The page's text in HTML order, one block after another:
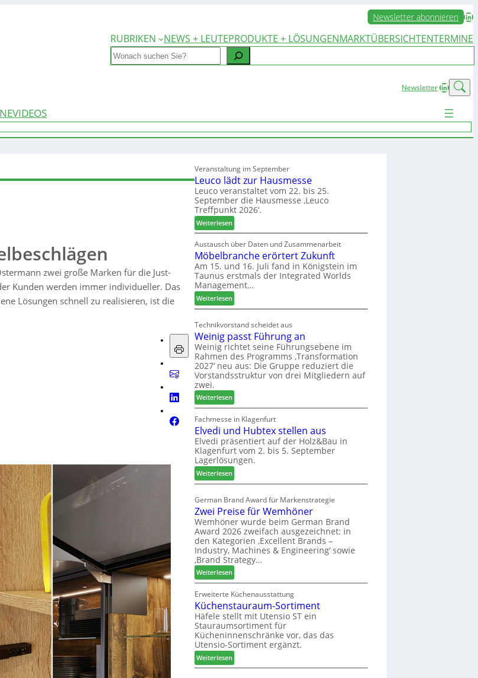
Newsletter abonnieren LinkedIn
RUBRIKEN
NEWS + LEUTEPRODUKTE + LÖSUNGENMARKTÜBERSICHTENTERMINE
Search
NewsletterLinkedIn
VIDEOS
zwei große Marken für die Just-
Kunden werden immer individueller. Das
Lösungen schnell zu realisieren, ist die
Veranstaltung im September
Leuco lädt zur Hausmesse
Leuco veranstaltet vom 22. bis 25.
September die Hausmesse ‚Leuco
Treffpunkt 2026‘.
Weiterlesen:
L
e
u
c
o
l
d
z
u
r
H
a
s
m
s
s
e
Austausch über Daten und Zusammenarbeit
Möbelbranche erörtert Zukunft
Am 15. und 16. Juli fand in Königstein im
Taunus erstmals der Integrated Worlds
Management…
Weiterlesen:
M
b
e
l
b
r
n
c
h
e
r
ö
r
t
r
t
Z
u
k
u
n
f
t
Technikvorstand scheidet aus
Weinig passt Führung an
Weinig richtet seine Führungsebene im
Rahmen des Programms ‚Transformation
2027‘ neu aus: Die Gruppe reduziert die
Vorstandsstruktur von drei Mitgliedern auf
zwei.
Weiterlesen:
W
e
i
n
i
g
a
s
t
F
ü
h
r
u
n
a
n
Fachmesse in Klagenfurt
Elvedi und Hubtex stellen aus
Elvedi präsentiert auf der Holz&Bau in
Klagenfurt vom 2. bis 5. September
Lagerlösungen.
Weiterlesen:
E
v
e
d
i
u
n
d
H
u
t
e
x
s
t
e
German Brand Award für Markenstrategie
Zwei Preise für Wemhöner
Wemhöner wurde beim German Brand
Award 2026 zweifach ausgezeichnet: in
den Kategorien ‚Excellent Brands –
Industry, Machines & Engineering‘ sowie
‚Brand Strategy…
Weiterlesen:
Z
w
e
i
P
r
e
i
s
Erweiterte Küchenausstattung
Küchenstauraum-Sortiment
Häfele stellt mit Utensio ST ein
Stauraumsortiment für
Kücheninnenschränke vor, das das
Utensio-Sortiment ergänzt.
Weiterlesen:
K